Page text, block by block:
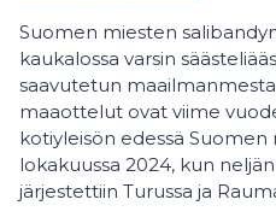
Suomen miesten
kaukalossa varsin
saavutetun
maaottelut ovat viime
kotiyleisön edessä
lokakuussa 2024, kun
järjestettiin Turussa ja